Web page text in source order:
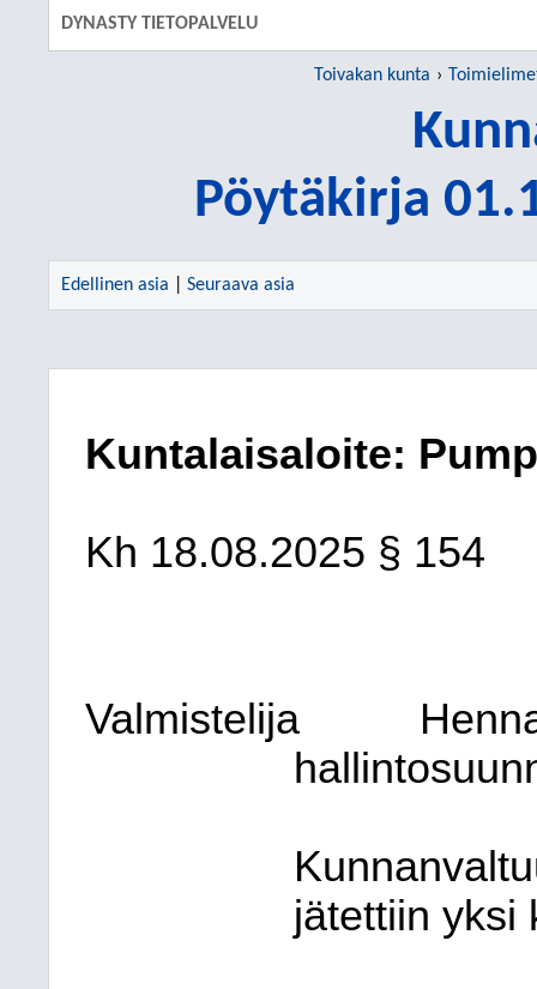
DYNASTY TIETOPALVELU
Toivakan kunta
Pöytäkirja
Edellinen asia Seuraava asia
Kuntalaisaloite:
Kh 18.08.2025 § 154
Valmistelija
jätettiin yksi